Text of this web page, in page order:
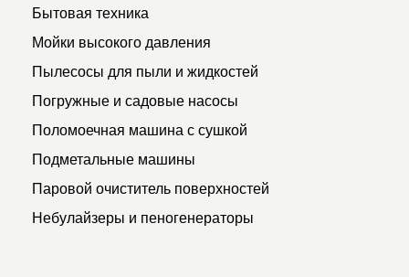
Бытовая техника
Мойки высокого давления
Пылесосы для пыли и жидкостей
Погружные и садовые насосы
Поломоечная машина с сушкой
Подметальные машины
Паровой очиститель поверхностей
Небулайзеры и пеногенераторы